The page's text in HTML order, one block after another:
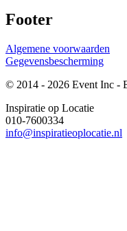
Footer
Algemene voorwaarden
Gegevensbescherming
© 2014 - 2026 Event Inc -
Inspiratie op Locatie
010-7600334
info@inspiratieoplocatie.nl